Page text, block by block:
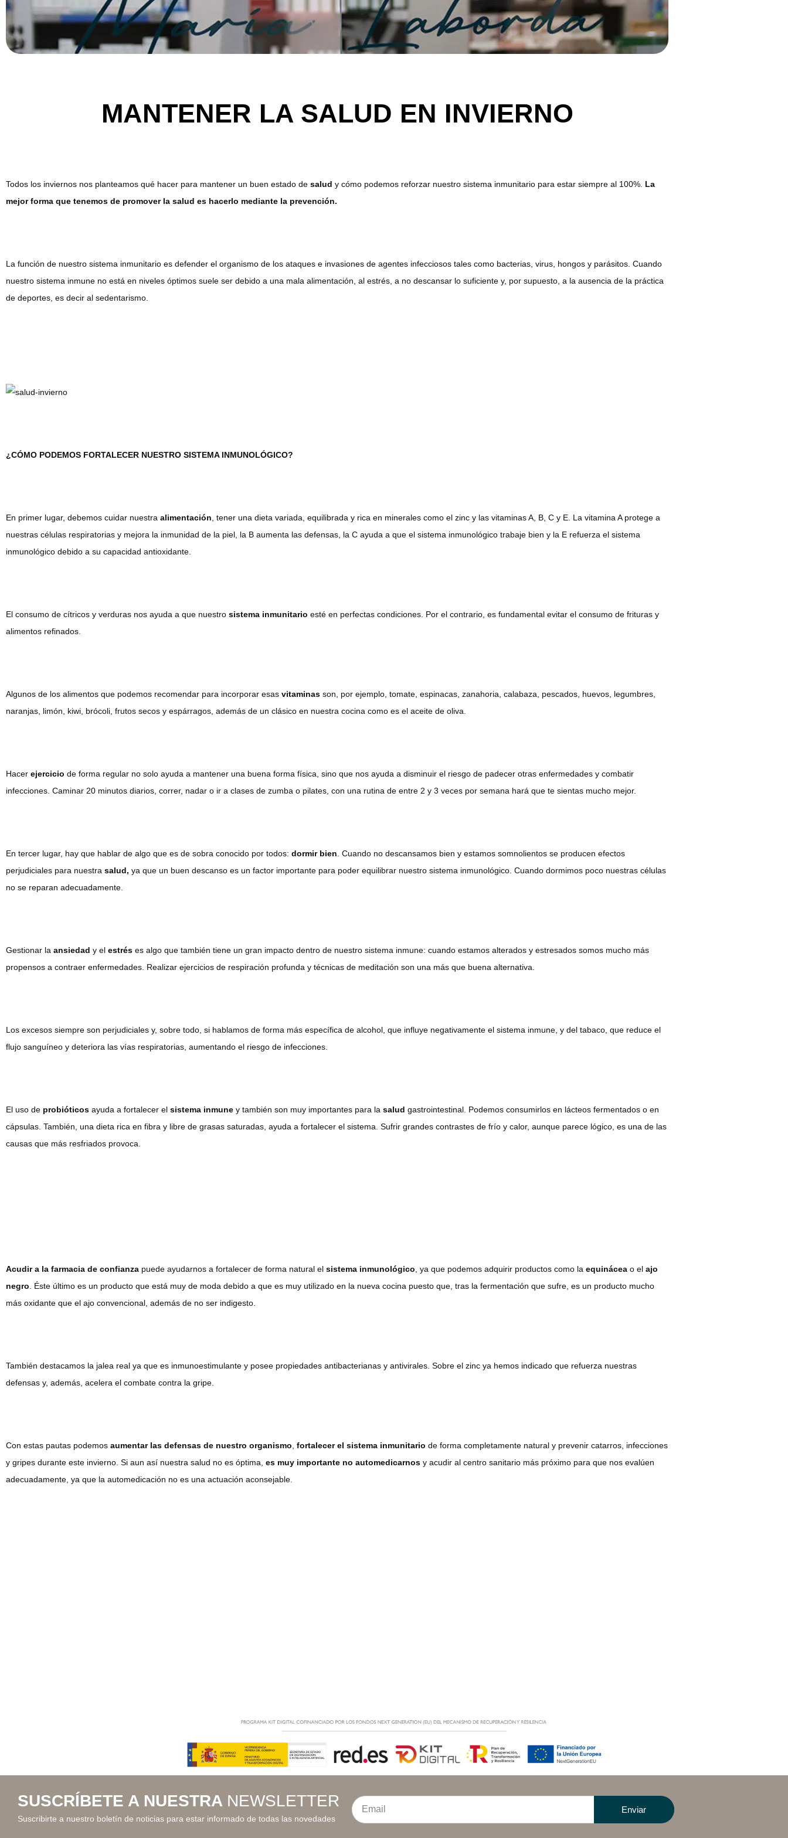
MANTENER LA SALUD EN INVIERNO
Todos los inviernos nos planteamos qué hacer para mantener un buen estado de salud y cómo podemos reforzar nuestro sistema inmunitario para estar siempre al 100%. La
mejor forma que tenemos de promover la salud es hacerlo mediante la prevención.
La función de nuestro sistema inmunitario es defender el organismo de los ataques e invasiones de agentes infecciosos tales como bacterias, virus, hongos y parásitos. Cuando
nuestro sistema inmune no está en niveles óptimos suele ser debido a una mala alimentación, al estrés, a no descansar lo suficiente y, por supuesto, a la ausencia de la práctica
de deportes, es decir al sedentarismo.
¿CÓMO PODEMOS FORTALECER NUESTRO SISTEMA INMUNOLÓGICO?
En primer lugar, debemos cuidar nuestra alimentación , tener una dieta variada, equilibrada y rica en minerales como el zinc y las vitaminas A, B, C y E. La vitamina A protege a
nuestras células respiratorias y mejora la inmunidad de la piel, la B aumenta las defensas, la C ayuda a que el sistema inmunológico trabaje bien y la E refuerza el sistema
inmunológico debido a su capacidad antioxidante.
El consumo de cítricos y verduras nos ayuda a que nuestro sistema inmunitario esté en perfectas condiciones. Por el contrario, es fundamental evitar el consumo de frituras y
alimentos refinados.
Algunos de los alimentos que podemos recomendar para incorporar esas vitaminas son, por ejemplo, tomate, espinacas, zanahoria, calabaza, pescados, huevos, legumbres,
naranjas, limón, kiwi, brócoli, frutos secos y espárragos, además de un clásico en nuestra cocina como es el aceite de oliva.
Hacer ejercicio de forma regular no solo ayuda a mantener una buena forma física, sino que nos ayuda a disminuir el riesgo de padecer otras enfermedades y combatir
infecciones. Caminar 20 minutos diarios, correr, nadar o ir a clases de zumba o pilates, con una rutina de entre 2 y 3 veces por semana hará que te sientas mucho mejor.
En tercer lugar, hay que hablar de algo que es de sobra conocido por todos: dormir bien . Cuando no descansamos bien y estamos somnolientos se producen efectos
perjudiciales para nuestra salud, ya que un buen descanso es un factor importante para poder equilibrar nuestro sistema inmunológico. Cuando dormimos poco nuestras células
no se reparan adecuadamente.
Gestionar la ansiedad y el estrés es algo que también tiene un gran impacto dentro de nuestro sistema inmune: cuando estamos alterados y estresados somos mucho más
propensos a contraer enfermedades. Realizar ejercicios de respiración profunda y técnicas de meditación son una más que buena alternativa.
Los excesos siempre son perjudiciales y, sobre todo, si hablamos de forma más específica de alcohol, que influye negativamente el sistema inmune, y del tabaco, que reduce el
flujo sanguíneo y deteriora las vías respiratorias, aumentando el riesgo de infecciones.
El uso de probióticos ayuda a fortalecer el sistema inmune y también son muy importantes para la salud gastrointestinal. Podemos consumirlos en lácteos fermentados o en
cápsulas. También, una dieta rica en fibra y libre de grasas saturadas, ayuda a fortalecer el sistema. Sufrir grandes contrastes de frío y calor, aunque parece lógico, es una de las
causas que más resfriados provoca.
Acudir a la farmacia de confianza puede ayudarnos a fortalecer de forma natural el sistema inmunológico , ya que podemos adquirir productos como la equinácea o el ajo
negro . Éste último es un producto que está muy de moda debido a que es muy utilizado en la nueva cocina puesto que, tras la fermentación que sufre, es un producto mucho
más oxidante que el ajo convencional, además de no ser indigesto.
También destacamos la jalea real ya que es inmunoestimulante y posee propiedades antibacterianas y antivirales. Sobre el zinc ya hemos indicado que refuerza nuestras
defensas y, además, acelera el combate contra la gripe.
Con estas pautas podemos aumentar las defensas de nuestro organismo fortalecer el sistema inmunitario de forma completamente natural y prevenir catarros, infecciones
y gripes durante este invierno. Si aun así nuestra salud no es óptima, es muy importante no automedicarnos y acudir al centro sanitario más próximo para que nos evalúen
adecuadamente, ya que la automedicación no es una actuación aconsejable.
SUSCRÍBETE A NUESTRA NEWSLETTER
Suscribirte a nuestro boletín de noticias para estar informado de todas las novedades
Email
Enviar